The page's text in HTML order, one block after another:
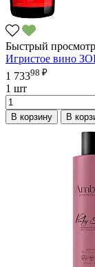
Быстрый просмотр
Игристое вино
1 73398 ₽
1 шт
В корзину В